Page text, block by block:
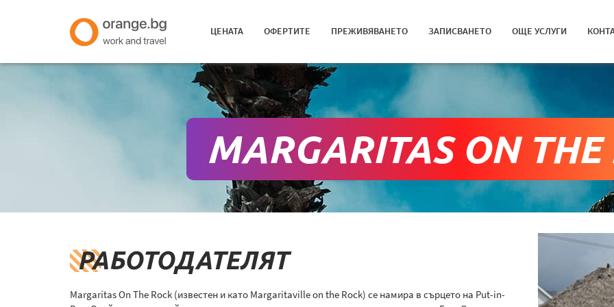
ЦЕНАТА ОФЕРТИТЕ ПРЕЖИВЯВАНЕТО ЗАПИСВАНЕТО ОЩЕ УСЛУГИ
MARGARITAS ON THE
РАБОТОДАТЕЛЯТ
Margaritas On The Rock (известен и като Margaritaville on the Rock) се намира в сърцето на Put-in-